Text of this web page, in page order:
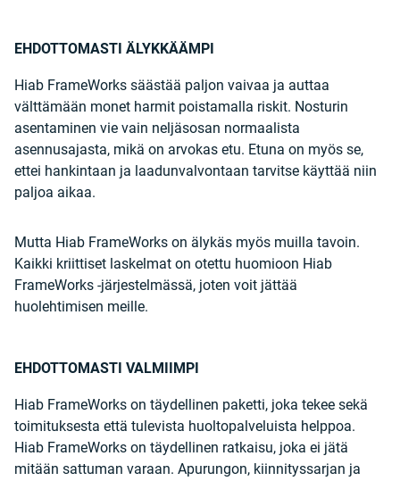
EHDOTTOMASTI ÄLYKKÄÄMPI
Hiab FrameWorks säästää paljon vaivaa ja auttaa
välttämään monet harmit poistamalla riskit. Nosturin
asentaminen vie vain neljäsosan normaalista
asennusajasta, mikä on arvokas etu. Etuna on myös se,
ettei hankintaan ja laadunvalvontaan tarvitse käyttää niin
paljoa aikaa.
Mutta Hiab FrameWorks on älykäs myös muilla tavoin.
Kaikki kriittiset laskelmat on otettu huomioon Hiab
FrameWorks -järjestelmässä, joten voit jättää
huolehtimisen meille.
EHDOTTOMASTI VALMIIMPI
Hiab FrameWorks on täydellinen paketti, joka tekee sekä
toimituksesta että tulevista huoltopalveluista helppoa.
Hiab FrameWorks on täydellinen ratkaisu, joka ei jätä
mitään sattuman varaan. Apurungon, kiinnityssarjan ja